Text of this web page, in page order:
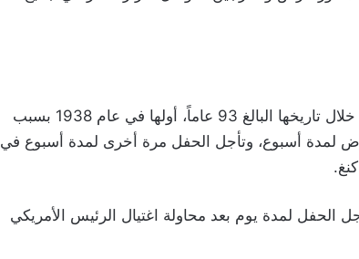
وكانت جوائز الأوسكار قد علقت 3 مرات فقط خلال تاريخها البالغ 93 عاماً، أولها في عام 1938 بسبب
لمدة أسبوع، وتأجل الحفل مرة أخرى لمدة أسبوع في
.
الثالثة والأخيرة كانت في عام 1981 وتأجل الحفل لمدة يوم بعد محاولة اغتيال الرئيس الأمريكي